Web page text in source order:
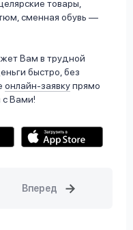
товары,
сменная обувь —
Вам в трудной
быстро, без
онлайн-заявкупрямо
Вами!